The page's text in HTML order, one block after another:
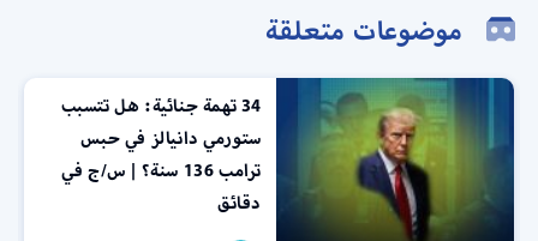
موضوعات متعلقة
34 تهمة جنائية: هل تتسبب
ستورمي دانيالز في حبس
ترامب 136 سنة؟ | س/ج في
دقائق